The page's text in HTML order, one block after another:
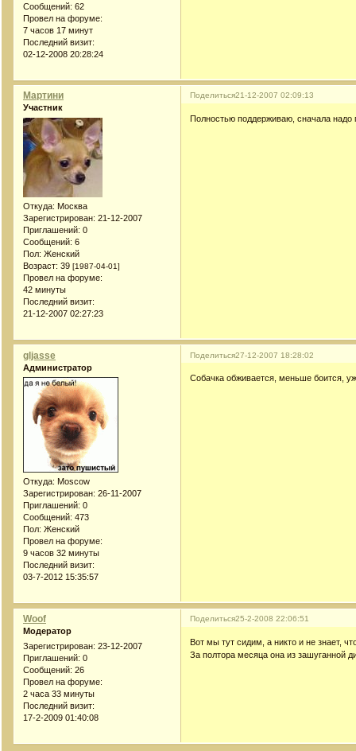
Сообщений: 62
Провел на форуме:
7 часов 17 минут
Последний визит:
02-12-2008 20:28:24
Поделиться21-12-2007 02:09:13
Мартини
Участник
Откуда: Москва
Зарегистрирован: 21-12-2007
Приглашений: 0
Сообщений: 6
Пол: Женский
Возраст: 39 [1987-04-01]
Провел на форуме:
42 минуты
Последний визит:
21-12-2007 02:27:23
Полностью поддерживаю, сначала надо
Поделиться27-12-2007 18:28:02
gljasse
Администратор
Откуда: Moscow
Зарегистрирован: 26-11-2007
Приглашений: 0
Сообщений: 473
Пол: Женский
Провел на форуме:
9 часов 32 минуты
Последний визит:
03-7-2012 15:35:57
Собачка обживается, меньше боится,
Поделиться25-2-2008 22:06:51
Woof
Модератор
Зарегистрирован: 23-12-2007
Приглашений: 0
Сообщений: 26
Провел на форуме:
2 часа 33 минуты
Последний визит:
17-2-2009 01:40:08
Вот мы тут сидим, а никто и не знает,
За полтора месяца она из зашуганной